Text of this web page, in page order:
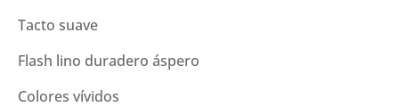
(80
mm
75
g)
Tacto suave
Flash lino duradero áspero
Colores vívidos